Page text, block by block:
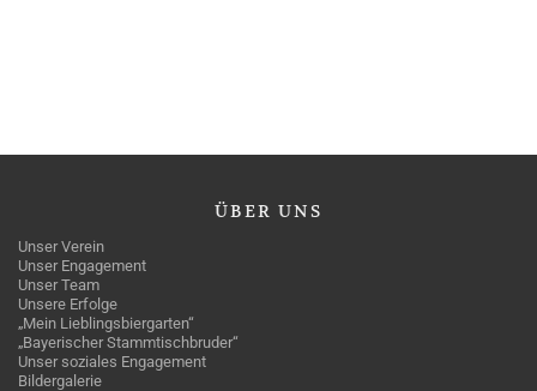
ÜBER UNS
Unser Verein
Unser Engagement
Unser Team
Unsere Erfolge
„Mein Lieblingsbiergarten“
„Bayerischer Stammtischbruder“
Unser soziales Engagement
Bildergalerie